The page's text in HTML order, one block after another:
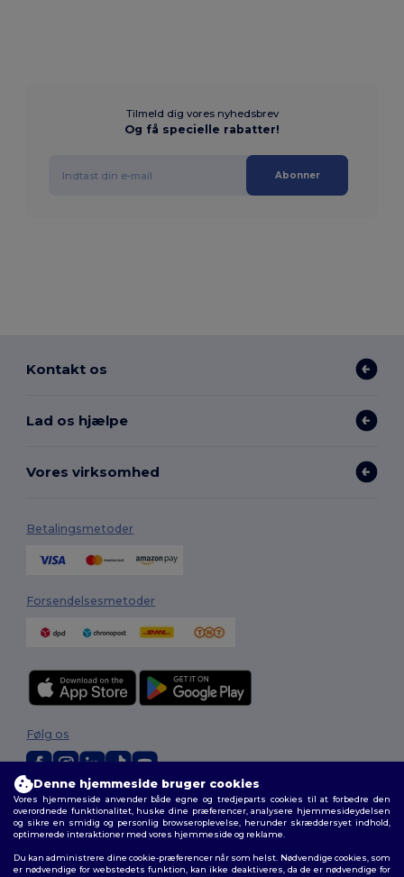
Tilmeld dig vores nyhedsbrev
Og få specielle rabatter!
Abonner
Kontakt os
Lad os hjælpe
Vores virksomhed
Betalingsmetoder
Forsendelsesmetoder
2026. Alle rettigheder forbeholdes
Vilkår og Betingelser|Tilpasset politik|Fortrolighedspolitik|Politik for
cookies|Sitemap
Følg os
Denne hjemmeside bruger cookies
Vores hjemmeside anvender både egne og tredjeparts cookies til at forbedre den
overordnede funktionalitet, huske dine præferencer, analysere hjemmesideydelsen
og sikre en smidig og personlig browseroplevelse, herunder skræddersyet indhold,
optimerede interaktioner med vores hjemmeside og reklame.
Du kan administrere dine cookie-præferencer når som helst. Nødvendige cookies, som
er nødvendige for webstedets funktion, kan ikke deaktiveres, da de er nødvendige for